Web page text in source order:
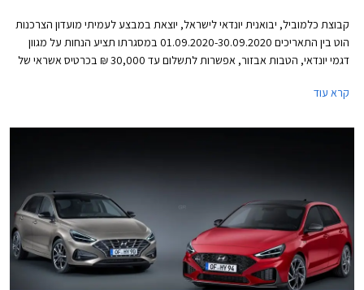
קבוצת כלמוביל, יבואנית יונדאי לישראל, יוצאת במבצע לעמיתי מועדון הצרכנות
הוט בין התאריכים 01.09.2020-30.09.2020 במסגרתו תציע הנחות על מגוון
דגמי יונדאי, הטבות אבזור, אפשרות לתשלום עד 30,000 ₪ בכרטיס אשראי של
מרכזי המכירה של יונדאי הפרושים ברחבי הארץ.
קרא עוד